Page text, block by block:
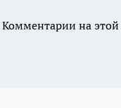
Комментарии на